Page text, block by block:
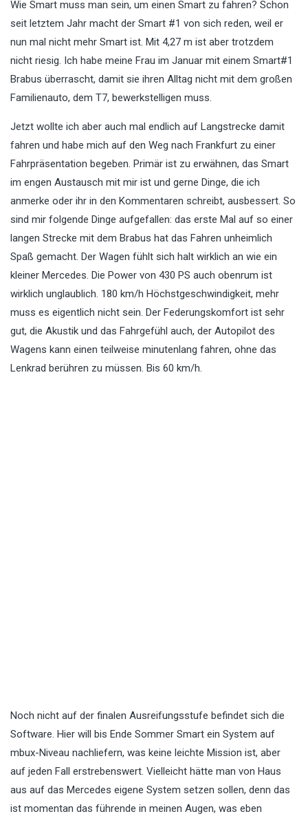
Wie Smart muss man sein, um einen Smart zu fahren? Schon
seit letztem Jahr macht der Smart #1 von sich reden, weil er
nun mal nicht mehr Smart ist. Mit 4,27 m ist aber trotzdem
nicht riesig. Ich habe meine Frau im Januar mit einem Smart#1
Brabus überrascht, damit sie ihren Alltag nicht mit dem großen
Familienauto, dem T7, bewerkstelligen muss.
Jetzt wollte ich aber auch mal endlich auf Langstrecke damit
fahren und habe mich auf den Weg nach Frankfurt zu einer
Fahrpräsentation begeben. Primär ist zu erwähnen, das Smart
im engen Austausch mit mir ist und gerne Dinge, die ich
anmerke oder ihr in den Kommentaren schreibt, ausbessert. So
sind mir folgende Dinge aufgefallen: das erste Mal auf so einer
langen Strecke mit dem Brabus hat das Fahren unheimlich
Spaß gemacht. Der Wagen fühlt sich halt wirklich an wie ein
kleiner Mercedes. Die Power von 430 PS auch obenrum ist
wirklich unglaublich. 180 km/h Höchstgeschwindigkeit, mehr
muss es eigentlich nicht sein. Der Federungskomfort ist sehr
gut, die Akustik und das Fahrgefühl auch, der Autopilot des
Wagens kann einen teilweise minutenlang fahren, ohne das
Lenkrad berühren zu müssen. Bis 60 km/h.
Noch nicht auf der finalen Ausreifungsstufe befindet sich die
Software. Hier will bis Ende Sommer Smart ein System auf
mbux-Niveau nachliefern, was keine leichte Mission ist, aber
auf jeden Fall erstrebenswert. Vielleicht hätte man von Haus
aus auf das Mercedes eigene System setzen sollen, denn das
ist momentan das führende in meinen Augen, was eben